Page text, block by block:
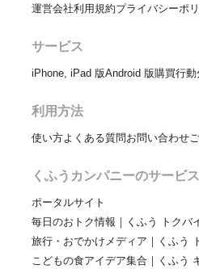
運営会社利用規約プライバシーポ
サービス
iPhone, iPad 版Android 版購買行
利用方法
使い方よくある質問お問い合わせ
くふうカンパニーのサービス
ポータルサイト
毎日のおトク情報｜くふう トクバ
旅行・おでかけメディア｜くふう
こどもの食アイデア集合｜くふう